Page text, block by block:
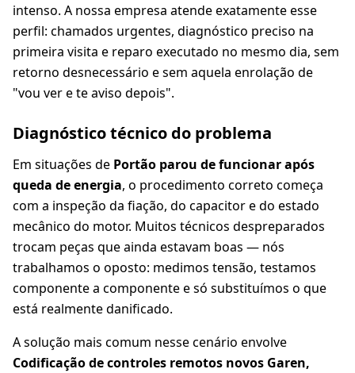
intenso. A nossa empresa atende exatamente esse
perfil: chamados urgentes, diagnóstico preciso na
primeira visita e reparo executado no mesmo dia, sem
retorno desnecessário e sem aquela enrolação de
"vou ver e te aviso depois".
Diagnóstico técnico do problema
Em situações de Portão parou de funcionar após
queda de energia, o procedimento correto começa
com a inspeção da fiação, do capacitor e do estado
mecânico do motor. Muitos técnicos despreparados
trocam peças que ainda estavam boas — nós
trabalhamos o oposto: medimos tensão, testamos
componente a componente e só substituímos o que
está realmente danificado.
A solução mais comum nesse cenário envolve
Codificação de controles remotos novos Garen,